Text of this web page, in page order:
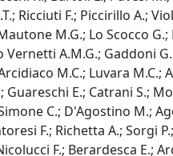
Ricciuti F.; Piccirillo A.;
M.G.; Lo Scocco G.;
Vernetti A.M.G.; Gaddoni
M.C.; Luvara M.C.;
Guareschi E.; Catrani S.;
C.; D'Agostino M.;
F.; Richetta A.; Sorgi P.;
F.; Berardesca E.;